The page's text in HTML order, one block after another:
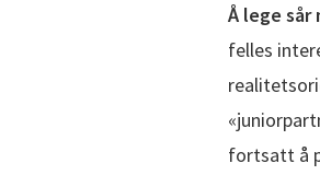
Å lege sår
felles
fortsatt å